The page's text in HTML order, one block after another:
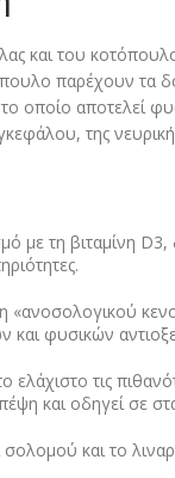
και του
παρέχουν τα
αποτελεί
της
τη βιταμίνη D3,
φυσικών
ελάχιστο τις
και οδηγεί σε
και το